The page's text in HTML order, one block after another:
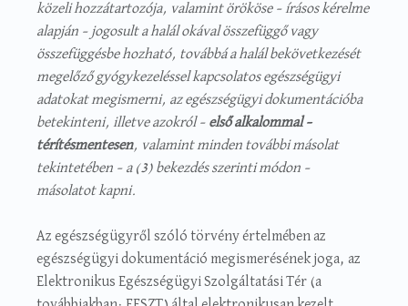
közeli hozzátartozója, valamint örököse – írásos kérelme
alapján – jogosult a halál okával összefüggő vagy
összefüggésbe hozható, továbbá a halál bekövetkezését
megelőző gyógykezeléssel kapcsolatos egészségügyi
adatokat megismerni, az egészségügyi dokumentációba
betekinteni, illetve azokról – első alkalommal –
térítésmentesen, valamint minden további másolat
tekintetében – a (3) bekezdés szerinti módon –
másolatot kapni.
Az egészségügyről szóló törvény értelmében az
egészségügyi dokumentáció megismerésének joga, az
Elektronikus Egészségügyi Szolgáltatási Tér (a